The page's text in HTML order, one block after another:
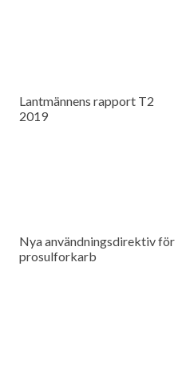
Lantmännens rapport T2
2019
Nya användningsdirektiv för
prosulforkarb